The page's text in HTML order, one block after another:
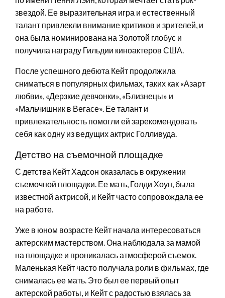
звездой. Ее выразительная игра и естественный
талант привлекли внимание критиков и зрителей, и
она была номинирована на Золотой глобус и
получила награду Гильдии киноактеров США.
После успешного дебюта Кейт продолжила
сниматься в популярных фильмах, таких как «Азарт
любви», «Дерзкие девчонки», «Близнецы» и
«Мальчишник в Вегасе». Ее талант и
привлекательность помогли ей зарекомендовать
себя как одну из ведущих актрис Голливуда.
Детство на съемочной площадке
С детства Кейт Хадсон оказалась в окружении
съемочной площадки. Ее мать, Голди Хоун, была
известной актрисой, и Кейт часто сопровождала ее
на работе.
Уже в юном возрасте Кейт начала интересоваться
актерским мастерством. Она наблюдала за мамой
на площадке и проникалась атмосферой съемок.
Маленькая Кейт часто получала роли в фильмах, где
снималась ее мать. Это был ее первый опыт
актерской работы, и Кейт с радостью взялась за